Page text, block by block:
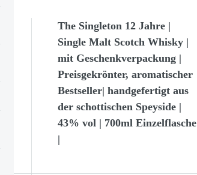
The Singleton 12 Jahre |
Single Malt Scotch Whisky |
mit Geschenkverpackung |
Preisgekrönter, aromatischer
Bestseller| handgefertigt aus
der schottischen Speyside |
43% vol | 700ml Einzelflasche
|